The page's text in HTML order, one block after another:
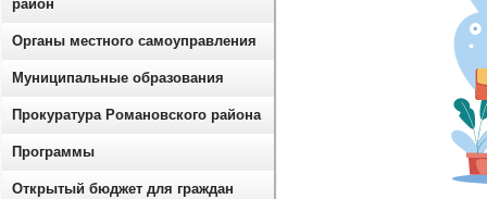
район
Органы местного самоуправления
Муниципальные образования
Прокуратура Романовского района
Программы
Открытый бюджет для граждан